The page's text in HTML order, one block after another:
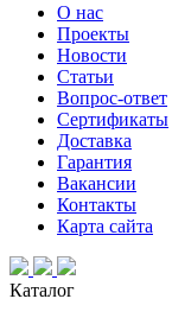
О нас
Проекты
Новости
Статьи
Вопрос-ответ
Сертификаты
Доставка
Гарантия
Вакансии
Контакты
Карта сайта
Каталог